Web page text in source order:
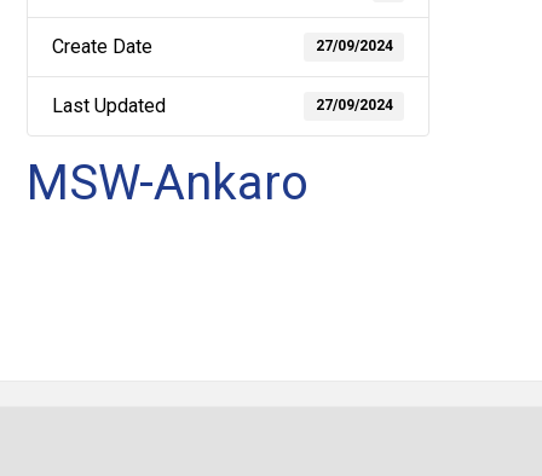
Create Date 27/09/2024
Last Updated 27/09/2024
MSW-Ankaro